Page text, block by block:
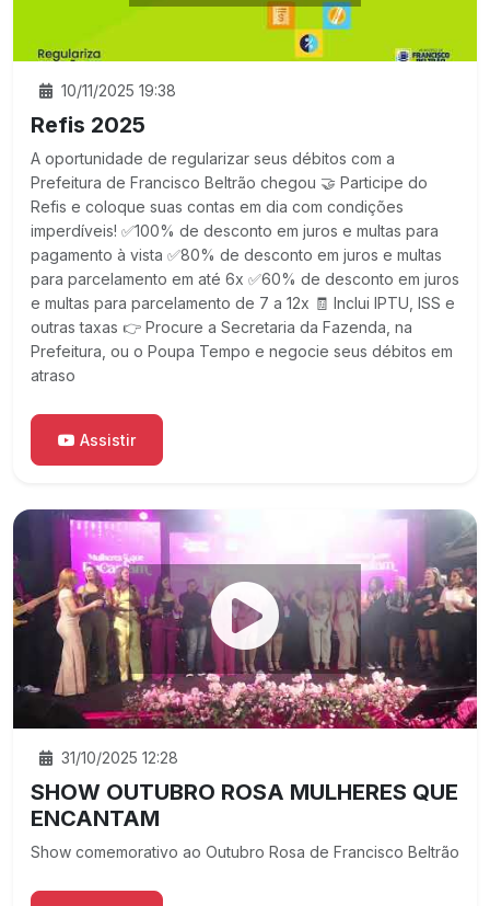
10/11/2025 19:38
Refis 2025
A oportunidade de regularizar seus débitos com a
Prefeitura de Francisco Beltrão chegou 🤝 Participe do
Refis e coloque suas contas em dia com condições
imperdíveis! ✅100% de desconto em juros e multas para
pagamento à vista ✅80% de desconto em juros e multas
para parcelamento em até 6x ✅60% de desconto em juros
e multas para parcelamento de 7 a 12x 🧾 Inclui IPTU, ISS e
outras taxas 👉 Procure a Secretaria da Fazenda, na
Prefeitura, ou o Poupa Tempo e negocie seus débitos em
atraso
Assistir
31/10/2025 12:28
SHOW OUTUBRO ROSA MULHERES QUE
ENCANTAM
Show comemorativo ao Outubro Rosa de Francisco Beltrão